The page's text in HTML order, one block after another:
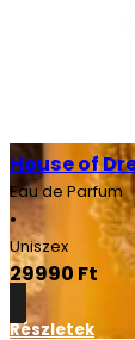
House of
Eau de Parfum
•
Uniszex
29990 Ft
Részletek